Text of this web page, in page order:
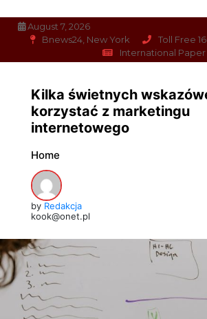
content
August 7, 2026
Bnews24, New York
Toll Free
International Paper
Kilka świetnych
korzystać z marketingu
internetowego
Home
by Redakcja
kook@onet.pl